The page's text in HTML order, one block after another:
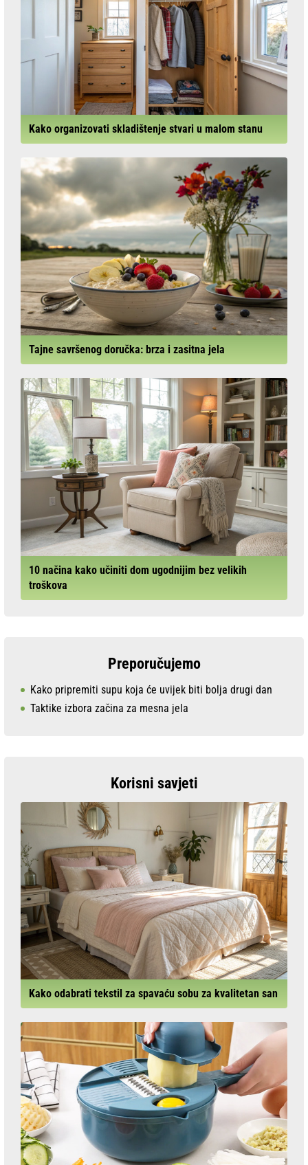
Kako organizovati skladištenje stvari u malom stanu
Tajne savršenog doručka: brza i zasitna jela
10 načina kako učiniti dom ugodnijim bez velikih
troškova
Preporučujemo
Kako pripremiti supu koja će uvijek biti bolja drugi dan
Taktike izbora začina za mesna jela
Korisni savjeti
Kako odabrati tekstil za spavaću sobu za kvalitetan san